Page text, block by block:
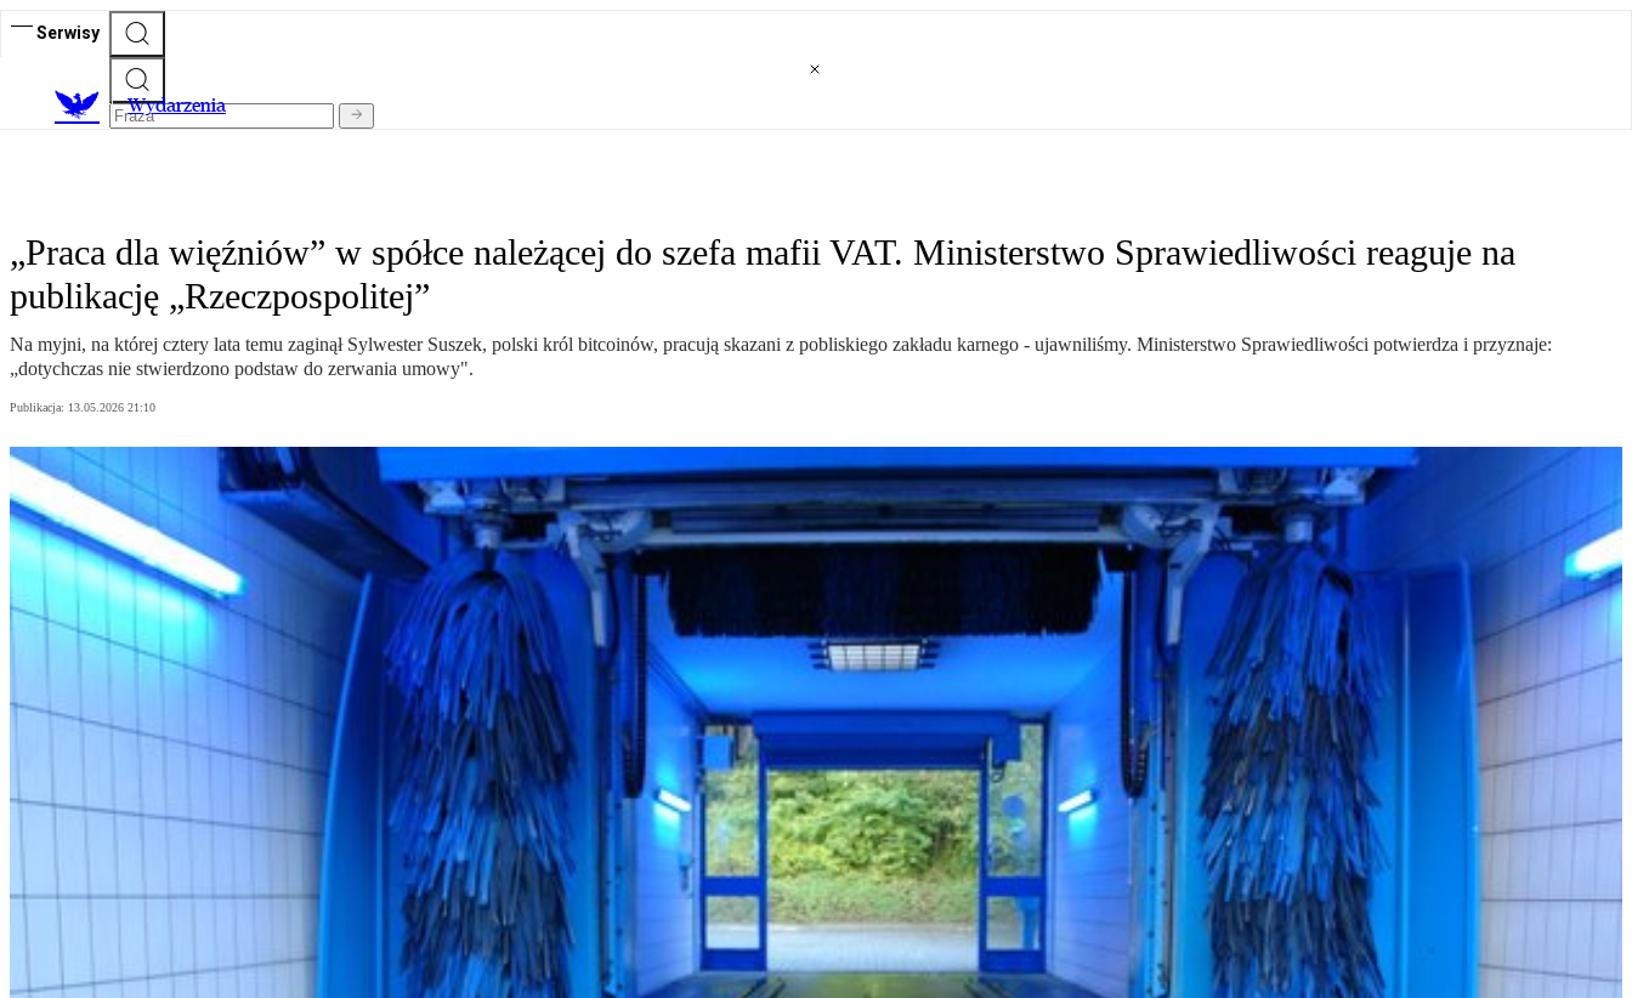
Serwisy
Wydarzenia
„Praca dla więźniów” w spółce należącej do szefa mafii VAT. Ministerstwo Sprawiedliwości reaguje na
publikację „Rzeczpospolitej”
Na myjni, na której cztery lata temu zaginął Sylwester Suszek, polski król bitcoinów, pracują skazani z pobliskiego zakładu karnego - ujawniliśmy. Ministerstwo Sprawiedliwości potwierdza i przyznaje:
„dotychczas nie stwierdzono podstaw do zerwania umowy".
Publikacja: 13.05.2026 21:10